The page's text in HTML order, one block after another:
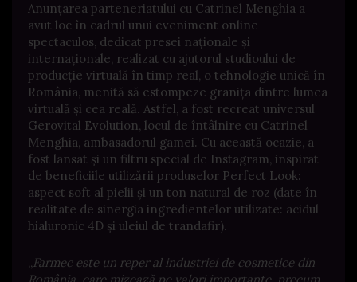
Anunțarea parteneriatului cu Catrinel Menghia a
avut loc în cadrul unui eveniment online
spectaculos, dedicat presei naționale și
internaționale, realizat cu ajutorul studioului de
producție virtuală în timp real, o tehnologie unică în
România, menită să estompeze granița dintre lumea
virtuală și cea reală. Astfel, a fost recreat universul
Gerovital Evolution, locul de întâlnire cu Catrinel
Menghia, ambasadorul gamei. Cu această ocazie, a
fost lansat și un filtru special de Instagram, inspirat
de beneficiile utilizării produselor Perfect Look:
aspect soft al pielii și un ton natural de roz (date în
realitate de sinergia ingredientelor utilizate: acidul
hialuronic 4D și uleiul de trandafir).
„Farmec este un reper al industriei de cosmetice din